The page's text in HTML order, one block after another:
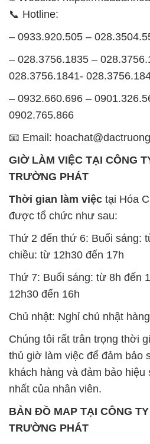
📞 Hotline:
– 0933.920.505 –
– 028.3756.1835 –
028.3756.1841-
– 0932.660.696 –
0902.765.866
📧 Email:
GIỜ LÀM VIỆC TẠI CÔNG
TRƯỜNG PHÁT
Thời gian làm việc tại Hóa
được tổ chức như sau:
Thứ 2 đến thứ 6: Buổi sáng:
chiều: từ 12h30 đến 17h
Thứ 7: Buổi sáng: từ 8h đến
12h30 đến 16h
Chủ nhật: Nghỉ chủ nhật
Chúng tôi rất trân trọng thời
thủ giờ làm việc để đảm bảo
khách hàng và đảm bảo hiệu
nhất của nhân viên.
BẢN ĐỒ MAP TẠI CÔNG
TRƯỜNG PHÁT